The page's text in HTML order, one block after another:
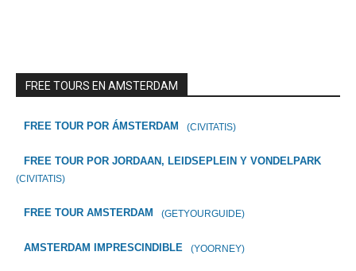
FREE TOURS EN AMSTERDAM
FREE TOUR POR ÁMSTERDAM (CIVITATIS)
FREE TOUR POR JORDAAN, LEIDSEPLEIN Y VONDELPARK
(CIVITATIS)
FREE TOUR AMSTERDAM (GETYOURGUIDE)
AMSTERDAM IMPRESCINDIBLE (YOORNEY)